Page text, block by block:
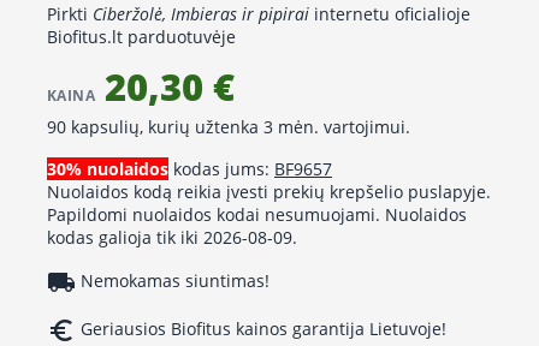
Mastaičiai, Mokslo g. 11
Miroslavas Dainavos g.
Elektrėnai, Taikos g. 4
Seirijai, Vytauto g. 15
Šakiai, V. Kudirkos g. 48
Šiauliai, Lyros g. 13
Šiauliai, Vilniaus g. 208
Venta, Žemaičių g. 31
Vilnius, Žolyno g. 2A
Pirkti Ciberžolė, Imbieras ir pipirai internetu oficialioje
Biofitus.lt parduotuvėje
KAINA 20,30 €
90 kapsulių, kurių užtenka 3 mėn. vartojimui.
30% nuolaidos kodas jums: BF9657
Nuolaidos kodą reikia įvesti prekių krepšelio puslapyje.
Papildomi nuolaidos kodai nesumuojami. Nuolaidos
kodas galioja tik iki 2026-08-09.
local_shipping Nemokamas siuntimas!
euro_symbol Geriausios Biofitus kainos garantija Lietuvoje!